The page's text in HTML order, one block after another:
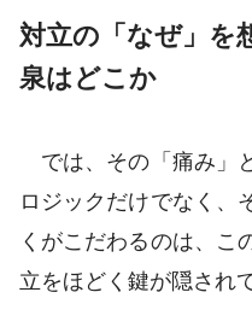
対立の「なぜ」を
泉はどこか
では、その「痛み」
ロジックだけでなく、
くがこだわるのは、こ
立をほどく鍵が隠され